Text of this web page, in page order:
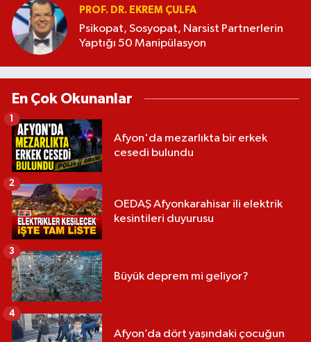
PROF. DR. EKREM ÇULFA
Psikopat, Sosyopat, Narsist Partnerlerin
Yaptığı 50 Manipülasyon
En Çok Okunanlar
Afyon'da mezarlıkta bir erkek
cesedi bulundu
1
OEDAŞ Afyonkarahisar ili elektrik
kesintileri duyurusu
2
Büyük deprem mi geliyor?
3
Afyon’da dört yaşındaki çocuğun
4